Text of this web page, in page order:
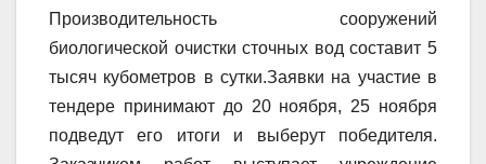
Производительность сооружений
биологической очистки сточных вод составит 5
тысяч кубометров в сутки.Заявки на участие в
тендере принимают до 20 ноября, 25 ноября
подведут его итоги и выберут победителя.